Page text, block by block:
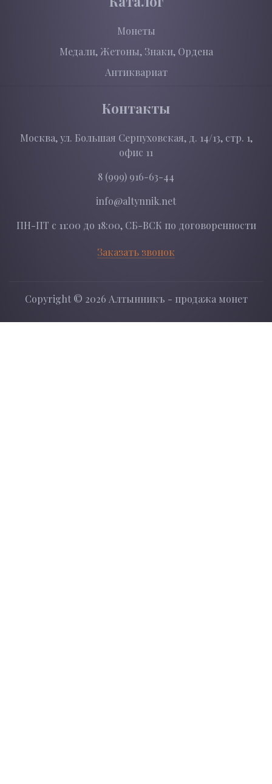
Монеты
Медали, Жетоны, Знаки, Ордена
Антиквариат
Контакты
Москва, ул. Большая Серпуховская, д. 14/13, стр. 1,
офис 11
8 (999) 916-63-44
info@altynnik.net
ПН-ПТ с 11:00 до 18:00, СБ-ВСК по договоренности
Заказать звонок
Copyright © 2026 Алтынникъ - продажа монет